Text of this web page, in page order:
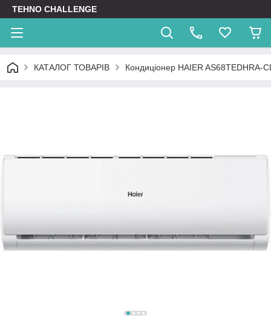
TEHNO CHALLENGE
КАТАЛОГ ТОВАРІВ Кондиціонер HAIER AS68TEDHRA-